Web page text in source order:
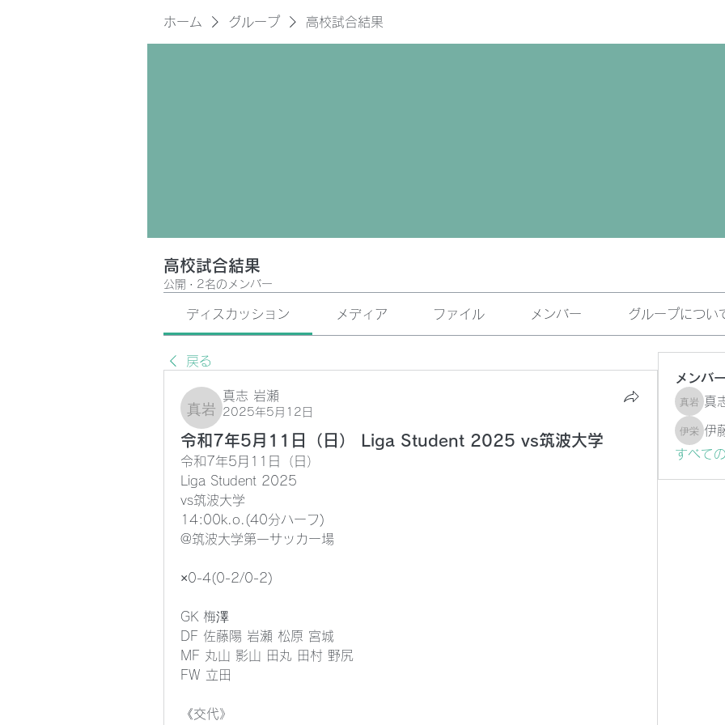
ホーム グループ 高校試合結果
高校試合結果
公開 · 2名のメンバー
ディスカッション メディア ファイル メンバー グループについ
戻る
真志 岩瀬
真志 岩瀬
2025年5月12日
令和7年5月11日（日） Liga Student 2025 vs筑波大学
令和7年5月11日（日）
Liga Student 2025
vs筑波大学
14:00k.o.(40分ハーフ)
@筑波大学第一サッカー場
×0-4(0-2/0-2)
GK 梅澤
DF 佐藤陽 岩瀬 松原 宮城
MF 丸山 影山 田丸 田村 野尻
FW 立田
《交代》
メンバー
真志 岩
真
伊藤 栄
伊
すべて